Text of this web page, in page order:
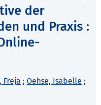
der
und Praxis :
Freja ; Oehse, Isabelle ;